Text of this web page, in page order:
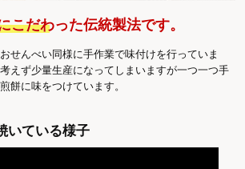
こだわった伝統製法です。
せんべい同様に手作業で味付けを行っていま
えず少量生産になってしまいますが一つ一つ手
餅に味をつけています。
いている様子